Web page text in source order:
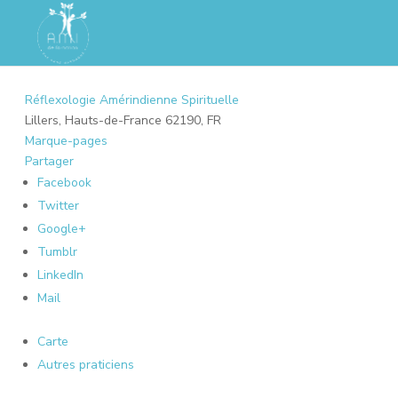
Réflexologie Amérindienne Spirituelle
Lillers, Hauts-de-France 62190, FR
Marque-pages
Partager
Facebook
Twitter
Google+
Tumblr
LinkedIn
Mail
Carte
Autres praticiens